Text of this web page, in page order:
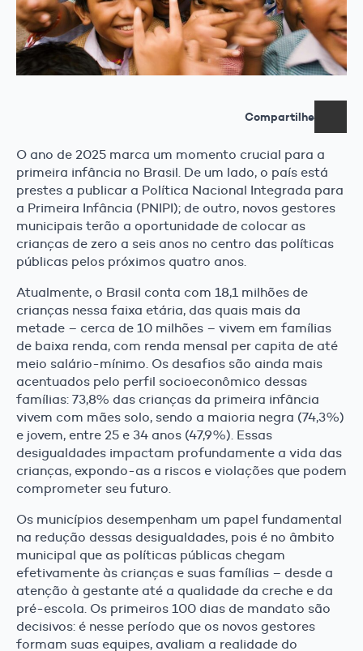
Compartilhe
O ano de 2025 marca um momento crucial para a
primeira infância no Brasil. De um lado, o país está
prestes a publicar a Política Nacional Integrada para
a Primeira Infância (PNIPI); de outro, novos gestores
municipais terão a oportunidade de colocar as
crianças de zero a seis anos no centro das políticas
públicas pelos próximos quatro anos.
Atualmente, o Brasil conta com 18,1 milhões de
crianças nessa faixa etária, das quais mais da
metade – cerca de 10 milhões – vivem em famílias
de baixa renda, com renda mensal per capita de até
meio salário-mínimo. Os desafios são ainda mais
acentuados pelo perfil socioeconômico dessas
famílias: 73,8% das crianças da primeira infância
vivem com mães solo, sendo a maioria negra (74,3%)
e jovem, entre 25 e 34 anos (47,9%). Essas
desigualdades impactam profundamente a vida das
crianças, expondo-as a riscos e violações que podem
comprometer seu futuro.
Os municípios desempenham um papel fundamental
na redução dessas desigualdades, pois é no âmbito
municipal que as políticas públicas chegam
efetivamente às crianças e suas famílias – desde a
atenção à gestante até a qualidade da creche e da
pré-escola. Os primeiros 100 dias de mandato são
decisivos: é nesse período que os novos gestores
formam suas equipes, avaliam a realidade do